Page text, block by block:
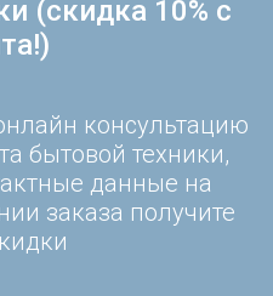
(скидка 10% с
консультацию
бытовой техники,
данные на
заказа получите